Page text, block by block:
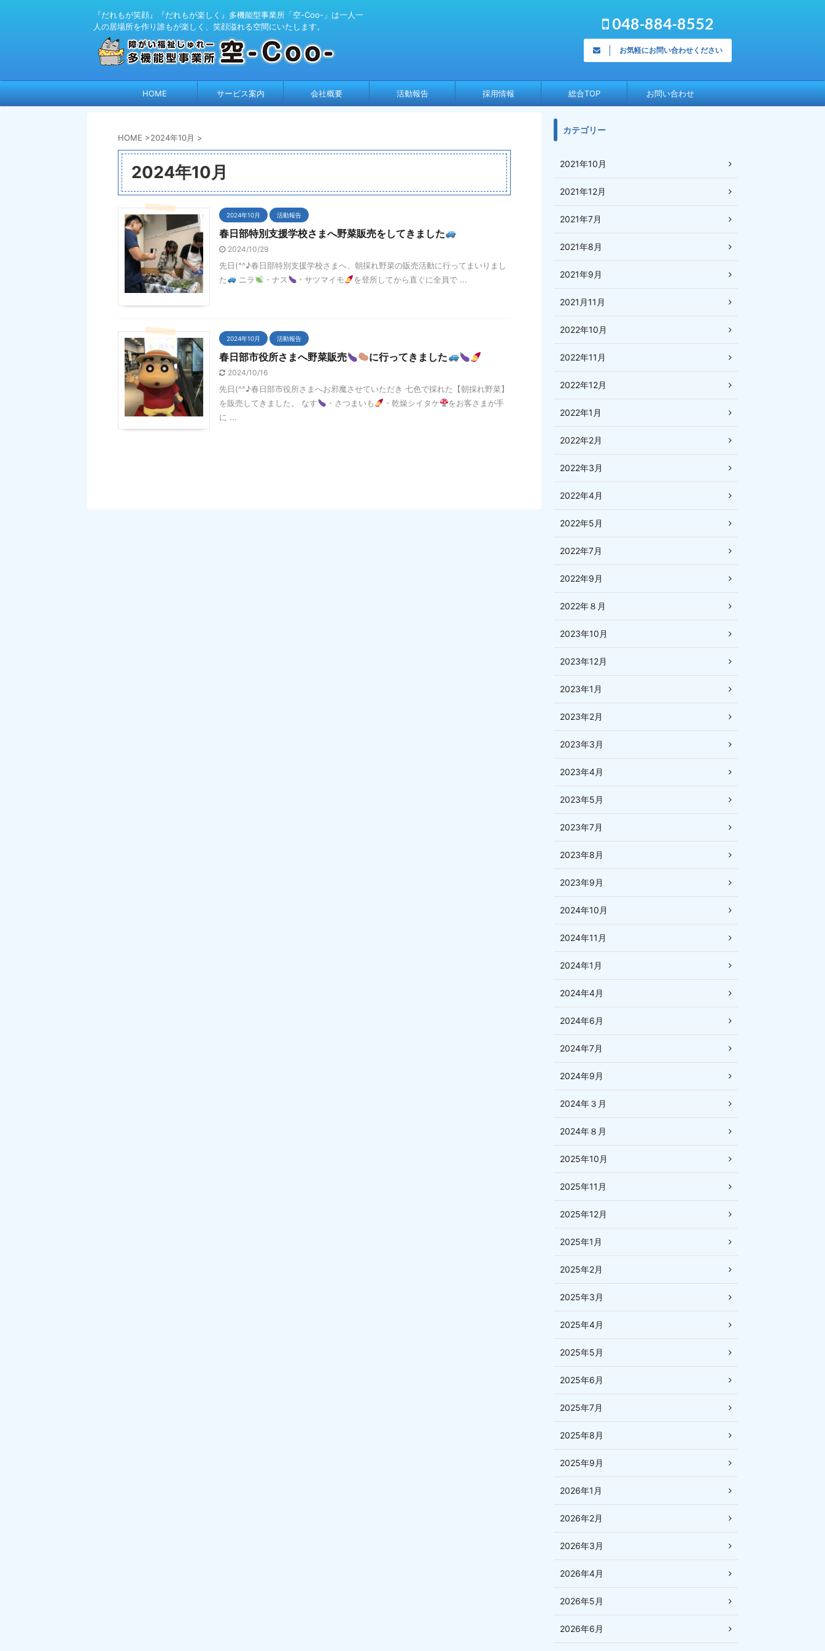
『だれもが笑顔』『だれもが楽しく』多機能型事業所「空-Coo-」は一人一
人の居場所を作り誰もが楽しく、笑顔溢れる空間にいたします。
048-884-8552
お気軽にお問い合わせください
HOME サービス案内 会社概要 活動報告 採用情報 総合TOP お問い合わせ
HOME >2024年10月 >
2024年10月
2024年10月 活動報告
春日部特別支援学校さまへ野菜販売をしてきました
2024/10/29
先日(^^♪春日部特別支援学校さまへ、朝採れ野菜の販売活動に行ってまいりまし
た
ニラ ・ナス ・サツマイモ を登所してから直ぐに全員で ...
2024年10月 活動報告
春日部市役所さまへ野菜販売 に行ってきました
2024/10/16
先日(^^♪春日部市役所さまへお邪魔させていただき 七色で採れた【朝採れ野菜】
を販売してきました。 なす
・さつまいも ・乾燥シイタケ
をお客さまが手
に ...
カテゴリー
2021年10月
2021年12月
2021年7月
2021年8月
2021年9月
2021月11月
2022年10月
2022年11月
2022年12月
2022年1月
2022年2月
2022年3月
2022年4月
2022年5月
2022年7月
2022年9月
2022年８月
2023年10月
2023年12月
2023年1月
2023年2月
2023年3月
2023年4月
2023年5月
2023年7月
2023年8月
2023年9月
2024年10月
2024年11月
2024年1月
2024年4月
2024年6月
2024年7月
2024年9月
2024年３月
2024年８月
2025年10月
2025年11月
2025年12月
2025年1月
2025年2月
2025年3月
2025年4月
2025年5月
2025年6月
2025年7月
2025年8月
2025年9月
2026年1月
2026年2月
2026年3月
2026年4月
2026年5月
2026年6月